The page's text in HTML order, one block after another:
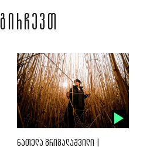
ᲒᲘᲠᲩᲔᲕᲗ
ᲜᲐᲗᲔᲚᲐ ᲒᲠᲘᲒᲐᲚᲐᲨᲕᲘᲚᲘ |